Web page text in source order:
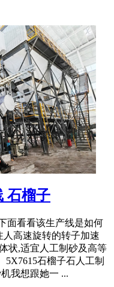
石榴子
面看看该生产线是如何
高速旋转的转子加速
状,适宜人工制砂及高等
石榴子石人工制
我想跟她一 ...